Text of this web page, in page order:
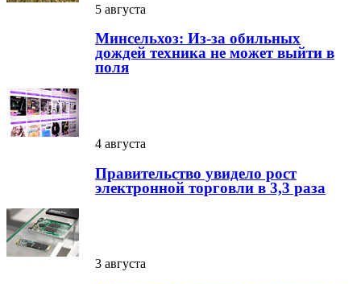
5 августа
Минсельхоз: Из-за обильных
дождей техника не может выйти в
поля
4 августа
Правительство увидело рост
электронной торговли в 3,3 раза
3 августа